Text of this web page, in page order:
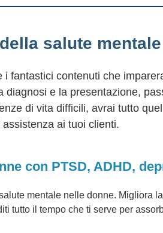
salute
fantastici contenuti che
e la presentazione,
di vita difficili, avrai tutto
assistenza ai tuoi clienti.
con PTSD, ADHD,
mentale nelle donne. Migliora
tutto il tempo che ti serve per